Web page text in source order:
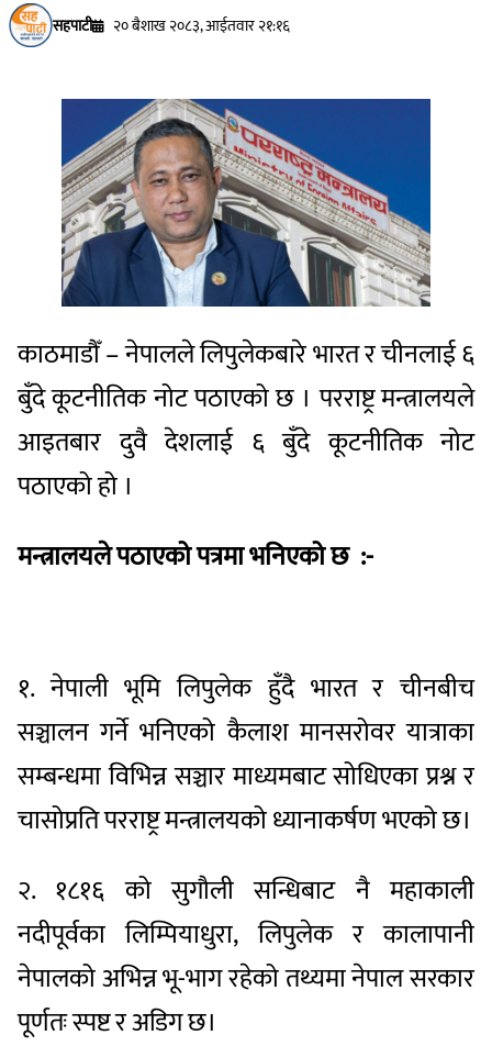
सहपाटी २० बैशाख २०८३, आईतवार २१:१६
काठमाडौँ – नेपालले लिपुलेकबारे भारत र चीनलाई ६
बुँदे कूटनीतिक नोट पठाएको छ । परराष्ट्र मन्त्रालयले
आइतबार दुवै देशलाई ६ बुँदे कूटनीतिक नोट
पठाएको हो ।
मन्त्रालयले पठाएको पत्रमा भनिएको छ :-
१. नेपाली भूमि लिपुलेक हुँदै भारत र चीनबीच
सञ्चालन गर्ने भनिएको कैलाश मानसरोवर यात्राका
सम्बन्धमा विभिन्न सञ्चार माध्यमबाट सोधिएका प्रश्न र
चासोप्रति परराष्ट्र मन्त्रालयको ध्यानाकर्षण भएको छ।
२. १८१६ को सुगौली सन्धिबाट नै महाकाली
नदीपूर्वका लिम्पियाधुरा, लिपुलेक र कालापानी
नेपालको अभिन्न भू-भाग रहेको तथ्यमा नेपाल सरकार
पूर्णतः स्पष्ट र अडिग छ।